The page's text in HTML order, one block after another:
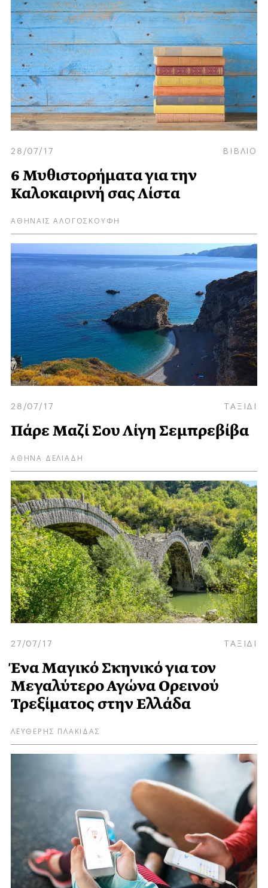
28/07/17 ΒΙΒΛΙΟ
6 Μυθιστορήματα για την
Καλοκαιρινή σας Λίστα
ΑΘΗΝΑΪΣ ΑΛΟΓΟΣΚΟΥΦΗ
28/07/17 ΤΑΞΙΔΙ
Πάρε Μαζί Σου Λίγη Σεμπρεβίβα
ΑΘΗΝΑ ΔΕΛΙΑΔΗ
27/07/17 ΤΑΞΙΔΙ
Ένα Μαγικό Σκηνικό για τον
Μεγαλύτερο Αγώνα Ορεινού
Τρεξίματος στην Ελλάδα
ΛΕΥΘΕΡΗΣ ΠΛΑΚΙΔΑΣ